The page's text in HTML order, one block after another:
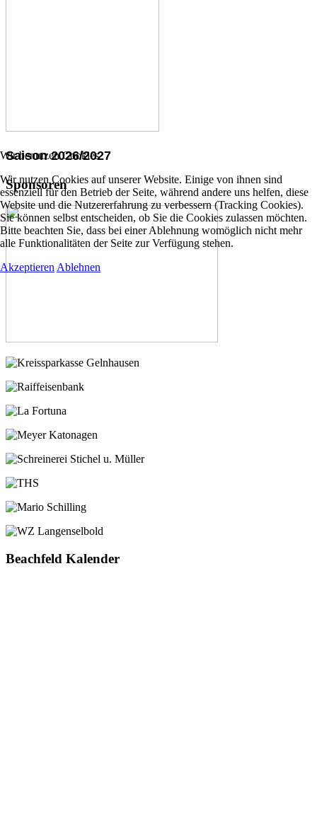
Saison 2026/2027
Sponsoren
Beachfeld Kalender
Wir benutzen Cookies
Wir nutzen Cookies auf unserer Website. Einige von ihnen sind
essenziell für den Betrieb der Seite, während andere uns helfen, diese
Website und die Nutzererfahrung zu verbessern (Tracking Cookies).
Sie können selbst entscheiden, ob Sie die Cookies zulassen möchten.
Bitte beachten Sie, dass bei einer Ablehnung womöglich nicht mehr
alle Funktionalitäten der Seite zur Verfügung stehen.
Akzeptieren Ablehnen